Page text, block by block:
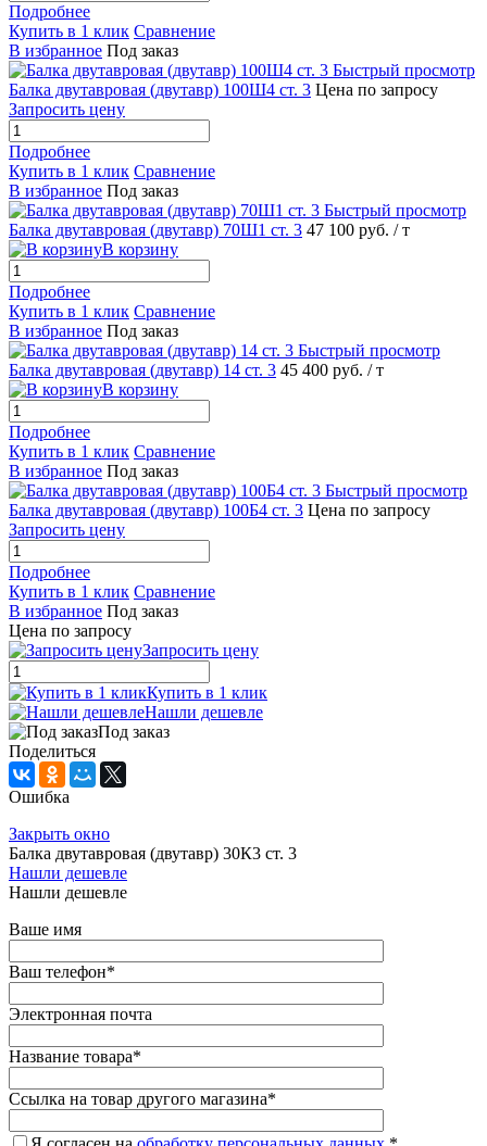
Подробнее
Купить в 1 клик Сравнение
В избранное Под заказ
Быстрый просмотр
Балка двутавровая (двутавр) 100Ш4 ст. 3 Цена по запросу
Запросить цену
Подробнее
Купить в 1 клик Сравнение
В избранное Под заказ
Быстрый просмотр
Балка двутавровая (двутавр) 70Ш1 ст. 3 47 100 руб. / т
В корзину
Подробнее
Купить в 1 клик Сравнение
В избранное Под заказ
Быстрый просмотр
Балка двутавровая (двутавр) 14 ст. 3 45 400 руб. / т
В корзину
Подробнее
Купить в 1 клик Сравнение
В избранное Под заказ
Быстрый просмотр
Балка двутавровая (двутавр) 100Б4 ст. 3 Цена по запросу
Запросить цену
Подробнее
Купить в 1 клик Сравнение
В избранное Под заказ
Цена по запросу
Запросить цену
Купить в 1 клик
Нашли дешевле
Под заказ
Поделиться
Ошибка
Закрыть окно
Балка двутавровая (двутавр) 30К3 ст. 3
Нашли дешевле
Нашли дешевле
Ваше имя
Ваш телефон*
Электронная почта
Название товара*
Ссылка на товар другого магазина*